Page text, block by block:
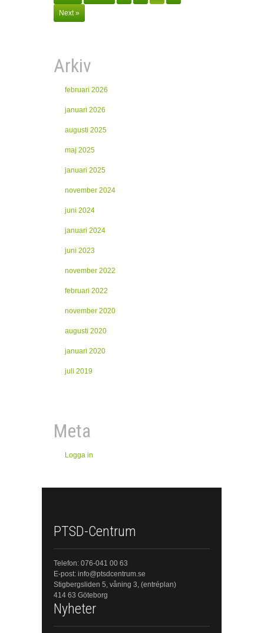
Next »
Arkiv
februari 2026
januari 2026
augusti 2025
maj 2025
januari 2025
november 2024
juni 2024
januari 2024
juni 2023
november 2022
februari 2022
november 2020
augusti 2020
januari 2020
juli 2019
Meta
Logga in
PTSD-Centrum
Telefon: 076-041 00 63
E-post: info@ptsdcentrum.se
Stigbergsliden 5, våning 3, (entréplan)
414 63 Göteborg
Nyheter